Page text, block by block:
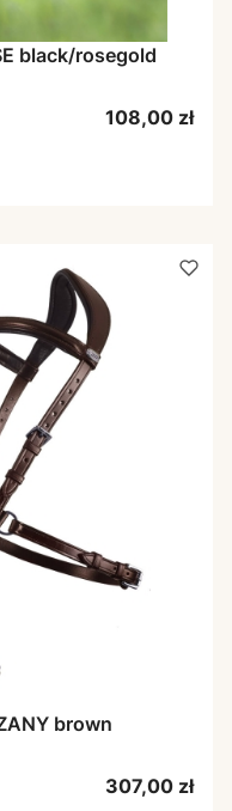
black/rosegold
Cena
108,00 zł
brown
Cena
307,00 zł